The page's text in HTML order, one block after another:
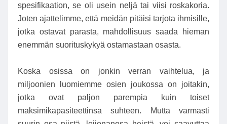
spesifikaation, se oli usein neljä tai viisi roskakoria.
Joten ajattelimme, että meidän pitäisi tarjota ihmisille,
jotka ostavat parasta, mahdollisuus saada hieman
enemmän suorituskykyä ostamastaan ​​osasta.
Koska osissa on jonkin verran vaihtelua, ja
miljoonien luomiemme osien joukossa on joitakin,
jotka ovat paljon parempia kuin toiset
maksimikapasiteettinsa suhteen. Mutta varmasti